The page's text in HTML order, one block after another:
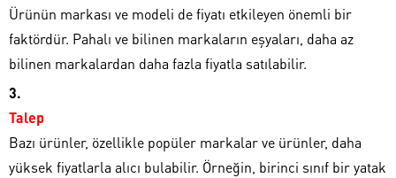
Ürünün markası ve modeli de fiyatı etkileyen önemli bir
faktördür. Pahalı ve bilinen markaların eşyaları, daha az
bilinen markalardan daha fazla fiyatla satılabilir.
Talep
Bazı ürünler, özellikle popüler markalar ve ürünler, daha
yüksek fiyatlarla alıcı bulabilir. Örneğin, birinci sınıf bir yatak